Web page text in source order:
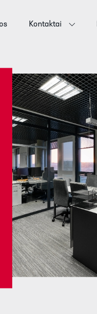
Kontaktai